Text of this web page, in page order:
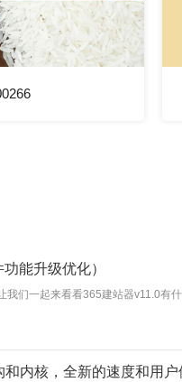
能升级优化）
我们一起来看看365建站器v11.0有
内核，全新的速度和用户